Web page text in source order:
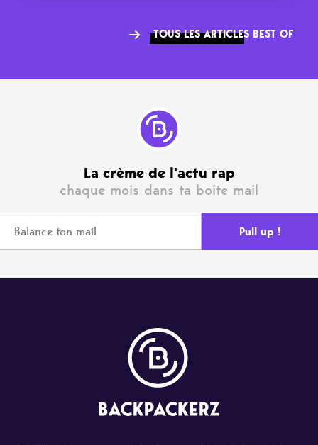
TOUS LES ARTICLES BEST OF
La crème de l'actu rap
chaque mois dans ta boite mail